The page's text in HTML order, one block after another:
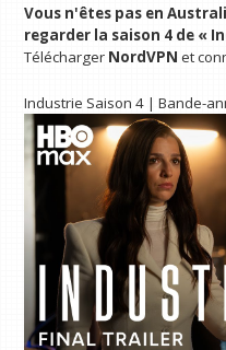
Vous n'êtes pas en
regarder la saison 4 de «
Télécharger NordVPN et
Industrie Saison 4 | Bande-